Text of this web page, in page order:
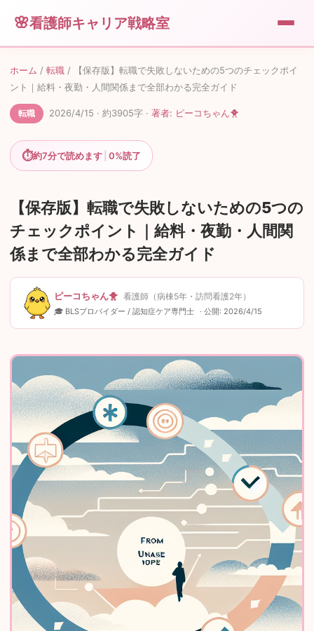
看護師キャリア戦略室
💼 転職
🎁便利グッズ
💰副業
🐥運営者情報
📖 このサイトについて
✉️お問い合わせ
ホーム / 転職 /
【保存版】転職で失敗しないための5つのチェックポイ
ント｜給料・夜勤・人間関係まで全部わかる完全ガイド
転職 2026/4/15 · 約3905字 · 著者: ピーコちゃん🐥
⏱約7分で読めます 0%読了
【保存版】転職で失敗しないための5つの
チェックポイント｜給料・夜勤・人間関
係まで全部わかる完全ガイド
ピーコちゃん🐥 看護師（病棟5年・訪問看護2年）
🎓 BLSプロバイダー / 認知症ケア専門士 · 公開: 2026/4/15